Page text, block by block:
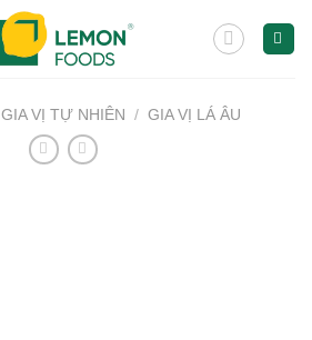
GIA VỊ TỰ NHIÊN / GIA VỊ LÁ ÂU